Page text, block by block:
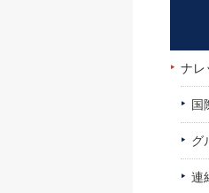
ナレ
国
グ
連